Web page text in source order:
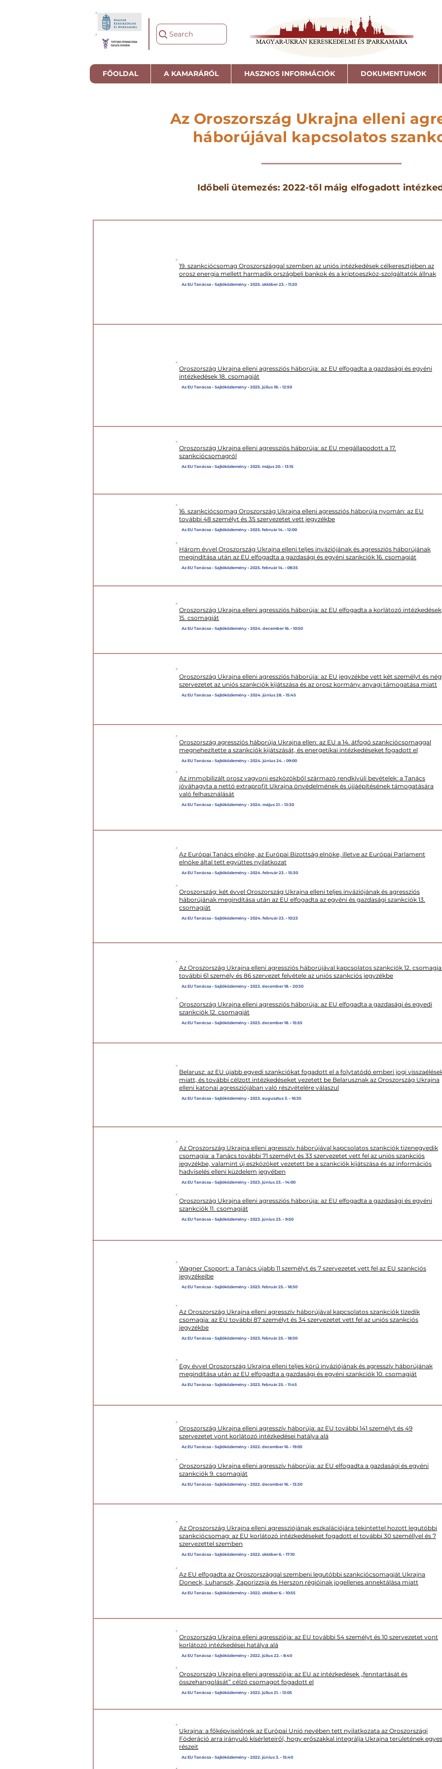
Search
FŐOLDAL A KAMARÁRÓL HASZNOS INFORMÁCIÓK DOKUMENTUMOK
Az Oroszország Ukrajna elleni
háborújával kapcsolatos
Időbeli ütemezés: 2022-től máig elfogadott
19. szankciócsomag Oroszországgal szemben az uniós intézkedések célkeresztjében az
orosz energia mellett harmadik országbeli bankok és a kriptoeszköz-szolgáltatók állnak
Az EU Tanácsa • Sajtóközlemény • 2025. október 23. • 11:20
Oroszország Ukrajna elleni agressziós háborúja: az EU elfogadta a gazdasági és egyéni
intézkedések 18. csomagját
Az EU Tanácsa • Sajtóközlemény • 2025. július 18. • 12:59
Oroszország Ukrajna elleni agressziós háborúja: az EU megállapodott a 17.
szankciócsomagról
Az EU Tanácsa • Sajtóközlemény • 2025. május 20. • 13:15
16. szankciócsomag Oroszország Ukrajna elleni agressziós háborúja nyomán: az EU
további 48 személyt és 35 szervezetet vett jegyzékbe
Az EU Tanácsa • Sajtóközlemény • 2025. február 14. • 12:00
Három évvel Oroszország Ukrajna elleni teljes inváziójának és agressziós háborújának
megindítása után az EU elfogadta a gazdasági és egyéni szankciók 16. csomagját
Az EU Tanácsa • Sajtóközlemény • 2025. február 14. • 08:35
Oroszország Ukrajna elleni agressziós háborúja: az EU elfogadta a korlátozó intézkedések
15. csomagját
Az EU Tanácsa • Sajtóközlemény • 2024. december 16. • 10:50
Oroszország Ukrajna elleni agressziós háborúja: az EU jegyzékbe vett két személyt és
szervezetet az uniós szankciók kijátszása és az orosz kormány anyagi támogatása miatt
Az EU Tanácsa • Sajtóközlemény • 2024. június 28. • 15:45
Oroszország agressziós háborúja Ukrajna ellen: az EU a 14. átfogó szankciócsomaggal
megnehezítette a szankciók kijátszását, és energetikai intézkedéseket fogadott el
Az EU Tanácsa • Sajtóközlemény • 2024. június 24. • 09:00
Az immobilizált orosz vagyoni eszközökből származó rendkívüli bevételek: a Tanács
jóváhagyta a nettó extraprofit Ukrajna önvédelmének és újjáépítésének támogatására
való felhasználását
Az EU Tanácsa • Sajtóközlemény • 2024. május 21. • 13:30
Az Európai Tanács elnöke, az Európai Bizottság elnöke, illetve az Európai Parlament
elnöke által tett együttes nyilatkozat
Az EU Tanácsa • Sajtóközlemény • 2024. február 23. • 15:30
Oroszország: két évvel Oroszország Ukrajna elleni teljes inváziójának és agressziós
háborújának megindítása után az EU elfogadta az egyéni és gazdasági szankciók 13.
csomagját
Az EU Tanácsa • Sajtóközlemény • 2024. február 23. • 10:23
Az Oroszország Ukrajna elleni agressziós háborújával kapcsolatos szankciók 12. csomagja:
további 61 személy és 86 szervezet felvétele az uniós szankciós jegyzékbe
Az EU Tanácsa • Sajtóközlemény • 2023. december 18. • 20:30
Oroszország Ukrajna elleni agressziós háborúja: az EU elfogadta a gazdasági és egyedi
szankciók 12. csomagját
Az EU Tanácsa • Sajtóközlemény • 2023. december 18. • 15:55
Belarusz: az EU újabb egyedi szankciókat fogadott el a folytatódó emberi jogi
miatt, és további célzott intézkedéseket vezetett be Belarusznak az Oroszország Ukrajna
elleni katonai agressziójában való részvételére válaszul
Az EU Tanácsa • Sajtóközlemény • 2023. augusztus 3. • 16:35
Az Oroszország Ukrajna elleni agresszív háborújával kapcsolatos szankciók tizenegyedik
csomagja: a Tanács további 71 személyt és 33 szervezetet vett fel az uniós szankciós
jegyzékbe, valamint új eszközöket vezetett be a szankciók kijátszása és az információs
hadviselés elleni küzdelem jegyében
Az EU Tanácsa • Sajtóközlemény • 2023. június 23. • 14:00
Oroszország Ukrajna elleni agressziós háborúja: az EU elfogadta a gazdasági és egyéni
szankciók 11. csomagját
Az EU Tanácsa • Sajtóközlemény • 2023. június 23. • 9:50
Wagner Csoport: a Tanács újabb 11 személyt és 7 szervezetet vett fel az EU szankciós
jegyzékeibe
Az EU Tanácsa • Sajtóközlemény • 2023. február 25. • 18:30
Az Oroszország Ukrajna elleni agresszív háborújával kapcsolatos szankciók tizedik
csomagja: az EU további 87 személyt és 34 szervezetet vett fel az uniós szankciós
jegyzékbe
Az EU Tanácsa • Sajtóközlemény • 2023. február 25. • 18:30
Egy évvel Oroszország Ukrajna elleni teljes körű inváziójának és agresszív háborújának
megindítása után az EU elfogadta a gazdasági és egyéni szankciók 10. csomagját
Az EU Tanácsa • Sajtóközlemény • 2023. február 25. • 11:45
Oroszország Ukrajna elleni agresszív háborúja: az EU további 141 személyt és 49
szervezetet vont korlátozó intézkedései hatálya alá
Az EU Tanácsa • Sajtóközlemény • 2022. december 16. • 19:05
Oroszország Ukrajna elleni agresszív háborúja: az EU elfogadta a gazdasági és egyéni
szankciók 9. csomagját
Az EU Tanácsa • Sajtóközlemény • 2022. december 16. • 13:30
Az Oroszország Ukrajna elleni agressziójának eszkalációjára tekintettel hozott legutóbbi
szankciócsomag: az EU korlátozó intézkedéseket fogadott el további 30 személlyel és 7
szervezettel szemben
Az EU Tanácsa • Sajtóközlemény • 2022. október 6. • 17:10
Az EU elfogadta az Oroszországgal szembeni legutóbbi szankciócsomagját Ukrajna
Doneck, Luhanszk, Zaporizzsja és Herszon régióinak jogellenes annektálása miatt
Az EU Tanácsa • Sajtóközlemény • 2022. október 6. • 10:55
Oroszország Ukrajna elleni agressziója: az EU további 54 személyt és 10 szervezetet vont
korlátozó intézkedései hatálya alá
Az EU Tanácsa • Sajtóközlemény • 2022. július 22. • 8:40
Oroszország Ukrajna elleni agressziója: az EU az intézkedések „fenntartását és
összehangolását” célzó csomagot fogadott el
Az EU Tanácsa • Sajtóközlemény • 2022. július 21. • 13:05
Ukrajna: a főképviselőnek az Európai Unió nevében tett nyilatkozata az Oroszországi
Föderáció arra irányuló kísérleteiről, hogy erőszakkal integrálja Ukrajna területének egyes
részeit
Az EU Tanácsa • Sajtóközlemény • 2022. június 3. • 15:40